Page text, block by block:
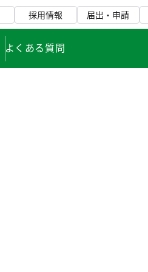
採用情報 届出・申請
よくある質問